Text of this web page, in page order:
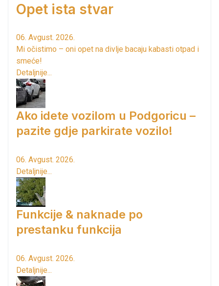
Opet ista stvar
06. Avgust. 2026.
Mi očistimo – oni opet na divlje bacaju kabasti otpad i
smeće!
Detaljnije...
Ako idete vozilom u Podgoricu –
pazite gdje parkirate vozilo!
06. Avgust. 2026.
Detaljnije...
Funkcije & naknade po
prestanku funkcija
06. Avgust. 2026.
Detaljnije...